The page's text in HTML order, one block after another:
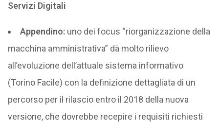
Servizi Digitali
Appendino: uno dei focus “riorganizzazione della
macchina amministrativa” dà molto rilievo
all’evoluzione dell’attuale sistema informativo
(Torino Facile) con la definizione dettagliata di un
percorso per il rilascio entro il 2018 della nuova
versione, che dovrebbe recepire i requisiti richiesti